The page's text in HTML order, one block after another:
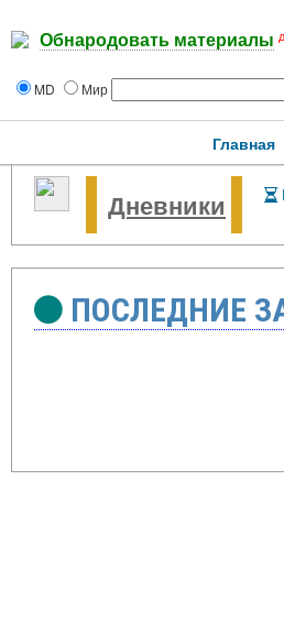
Обнародовать материалы
MD Мир
Главная
Дневники
ПОСЛЕДНИЕ